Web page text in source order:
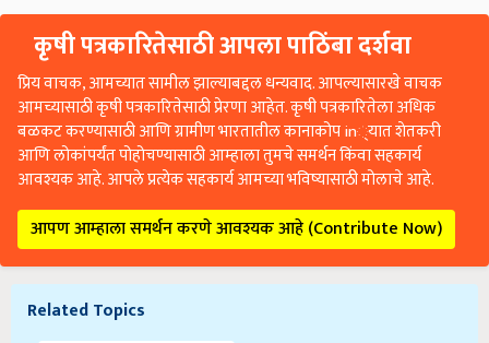
कृषी पत्रकारितेसाठी आपला पाठिंबा दर्शवा
प्रिय वाचक, आमच्यात सामील झाल्याबद्दल धन्यवाद. आपल्यासारखे वाचक
आमच्यासाठी कृषी पत्रकारितेसाठी प्रेरणा आहेत. कृषी पत्रकारितेला अधिक
बळकट करण्यासाठी आणि ग्रामीण भारतातील कानाकोप in्यात शेतकरी
आणि लोकांपर्यंत पोहोचण्यासाठी आम्हाला तुमचे समर्थन किंवा सहकार्य
आवश्यक आहे. आपले प्रत्येक सहकार्य आमच्या भविष्यासाठी मोलाचे आहे.
आपण आम्हाला समर्थन करणे आवश्यक आहे (Contribute Now)
Related Topics